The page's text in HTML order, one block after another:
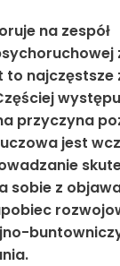
na zespół
to najczęstsze
przyczyna
jest
sobie z